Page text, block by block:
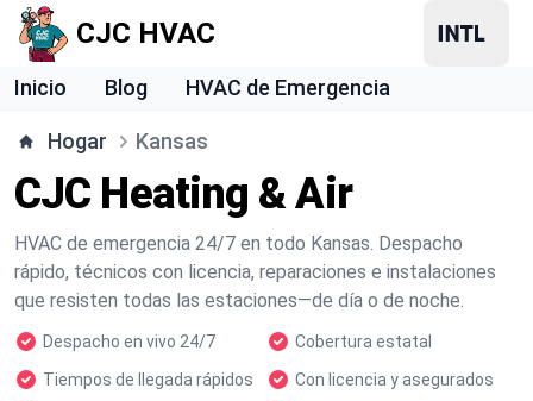
CJC HVAC
Inicio Blog HVAC de Emergencia
Hogar Kansas
CJC Heating & Air
HVAC de emergencia 24/7 en todo Kansas. Despacho
rápido, técnicos con licencia, reparaciones e instalaciones
que resisten todas las estaciones—de día o de noche.
Despacho en vivo 24/7
Cobertura estatal
Tiempos de llegada rápidos
Con licencia y asegurados